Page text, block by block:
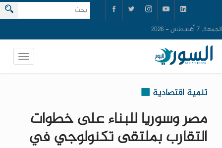
الجمعة, 7 أغسطس - 2026
تنمية اقتصادية
مصر وسوريا للبناء على خطوات
التقارب بملتقى تكنولوجي في